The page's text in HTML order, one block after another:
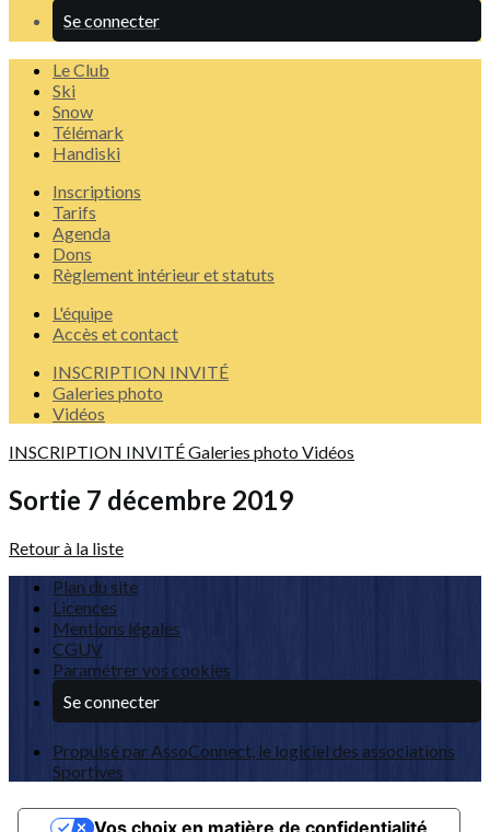
Se connecter
Le Club
Ski
Snow
Télémark
Handiski
Inscriptions
Tarifs
Agenda
Dons
Règlement intérieur et statuts
L'équipe
Accès et contact
INSCRIPTION INVITÉ
Galeries photo
Vidéos
INSCRIPTION INVITÉGaleries photoVidéos
Sortie 7 décembre 2019
Retour à la liste
Plan du site
Licences
Mentions légales
CGUV
Paramétrer vos cookies
Se connecter
Propulsé par AssoConnect, le logiciel des associations
Sportives
Vos choix en matière de confidentialité